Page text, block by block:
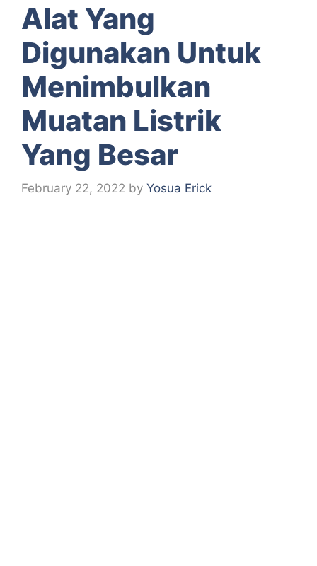
Alat Yang
Digunakan Untuk
Menimbulkan
Muatan Listrik
Yang Besar
February 22, 2022 by Yosua Erick